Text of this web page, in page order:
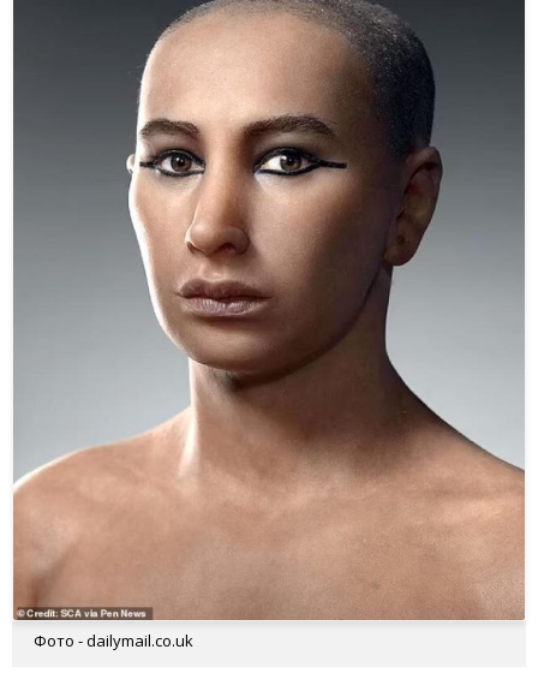
Фото - dailymail.co.uk